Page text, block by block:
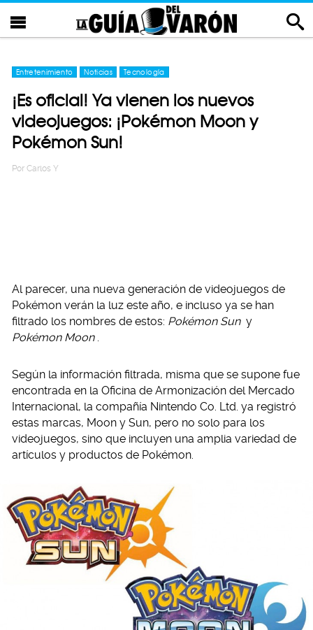
Entretenimiento Noticias Tecnología
¡Es oficial! Ya vienen los nuevos
videojuegos: ¡Pokémon Moon y
Pokémon Sun!
Por Carlos Y
Al parecer, una nueva generación de videojuegos de
Pokémon verán la luz este año, e incluso ya se han
filtrado los nombres de estos: Pokémon Sun y
Pokémon Moon .
Según la información filtrada, misma que se supone fue
encontrada en la Oficina de Armonización del Mercado
Internacional, la compañía Nintendo Co. Ltd. ya registró
estas marcas, Moon y Sun, pero no solo para los
videojuegos, sino que incluyen una amplia variedad de
artículos y productos de Pokémon.